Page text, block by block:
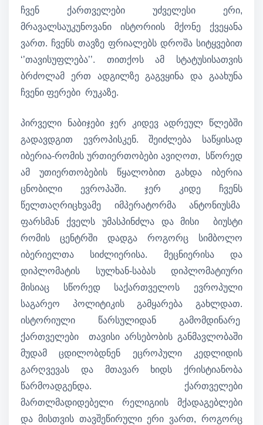
ჩვენ ქართველები უძველესი ერი,
მრავალსაუკუნოვანი ისტორიის მქონე ქვეყანა
ვართ. ჩვენს თავზე ფრიალებს დროშა სიტყვებით
‘’თავისუფლება’’. თითქოს ამ სტატუსისათვის
ბრძოლამ ერთ ადგილზე გაგვყინა და გაახუნა
ჩვენი ფერები რუკაზე.
პირველი ნაბიჯები ჯერ კიდევ ადრეულ წლებში
გადავდგით ევროპისკენ. შეიძლება საწყისად
იბერია-რომის ურთიერთობები ავიღოთ, სწორედ
ამ უთიერთობების წყალობით გახდა იბერია
ცნობილი ევროპაში. ჯერ კიდე ჩვენს
წელთაღრიცხვამე იმპერატორმა ანტონიუსმა
ფარსმან ქველს უმასპინძლა და მისი ბიუსტი
რომის ცენტრში დადგა როგორც სიმბოლო
იბერიელთა სიძლიერისა. მეცნიერისა და
დიპლომატის სულხან-საბას დიპლომატიური
მისიაც სწორედ საქართველოს ევროპული
საგარეო პოლიტიკის გამყარება გახლდათ.
ისტორიული წარსულიდან გამომდინარე
ქართველები თავისი არსებობის განმავლობაში
მუდამ ცდილობდნენ ეცროპული კედლიდის
გარღვევას და მთავარ ხიდს ქრისტიანობა
წარმოადგენდა. ქართველები
მართლმადიდებელი რელიგიის მქადაგებლები
და მისთვის თავშეწირული ერი ვართ, როგორც